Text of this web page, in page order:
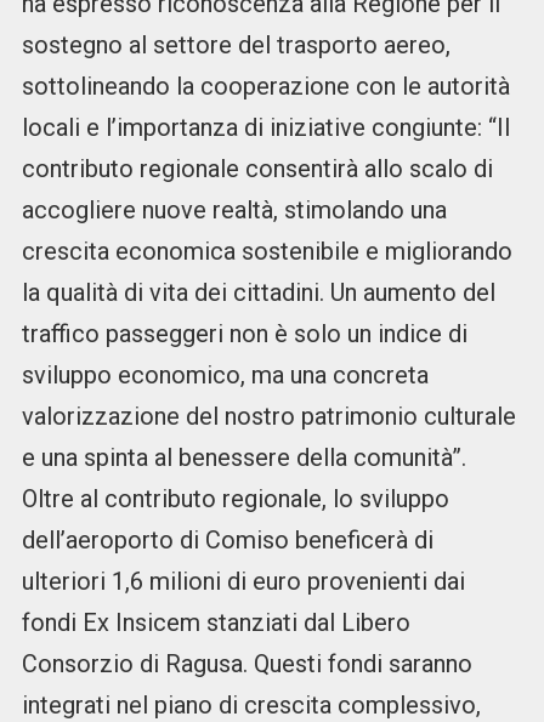
sostegno al settore del trasporto aereo,
sottolineando la cooperazione con le autorità
locali e l’importanza di iniziative congiunte: “Il
contributo regionale consentirà allo scalo di
accogliere nuove realtà, stimolando una
crescita economica sostenibile e migliorando
la qualità di vita dei cittadini. Un aumento del
traffico passeggeri non è solo un indice di
sviluppo economico, ma una concreta
valorizzazione del nostro patrimonio culturale
e una spinta al benessere della comunità”.
Oltre al contributo regionale, lo sviluppo
dell’aeroporto di Comiso beneficerà di
ulteriori 1,6 milioni di euro provenienti dai
fondi Ex Insicem stanziati dal Libero
Consorzio di Ragusa. Questi fondi saranno
integrati nel piano di crescita complessivo,